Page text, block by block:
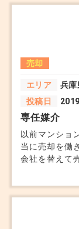
持ちと、もっ
す。 試しに
ったら買取り
いのでしょう
良いですか？
売却
エリア
兵庫
投稿日
専任媒介
以前マンショ
当に売却を働
会社を替えて